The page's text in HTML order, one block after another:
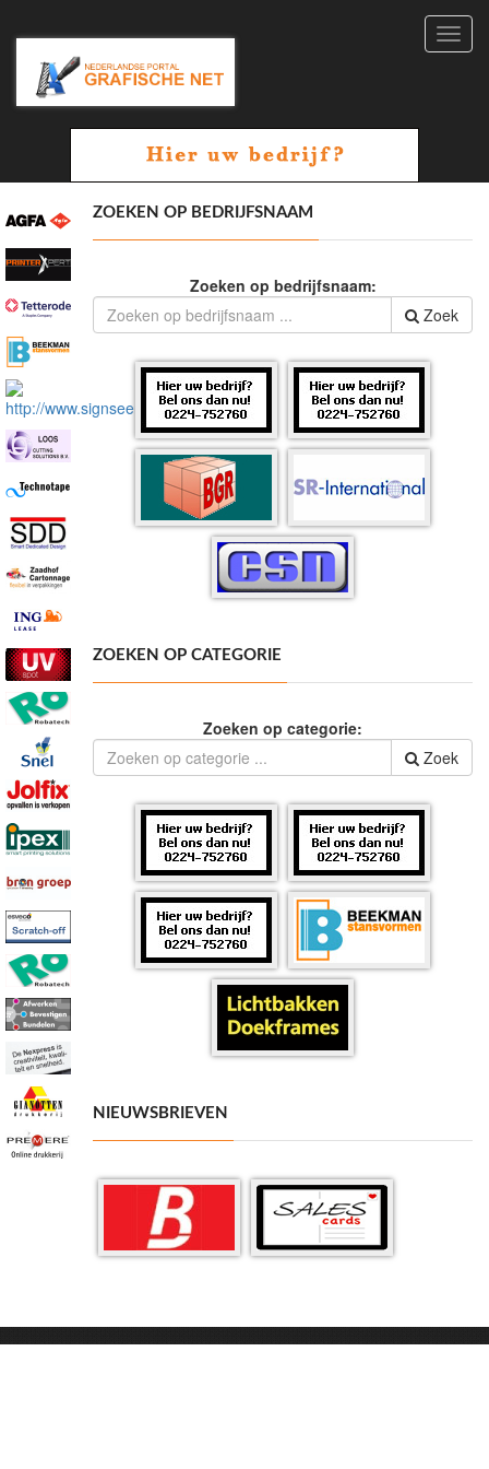
ZOEKEN OP BEDRIJFSNAAM
Zoeken op bedrijfsnaam:
Zoek
ZOEKEN OP CATEGORIE
Zoeken op categorie:
Zoek
NIEUWSBRIEVEN